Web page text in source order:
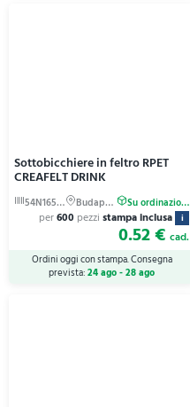
Sottobicchiere in feltro RPET
CREAFELT DRINK
per600 pezzi stampa inclusa i
0.52 € cad.
Ordini oggi con stampa. Consegna
prevista:24 ago - 28 ago